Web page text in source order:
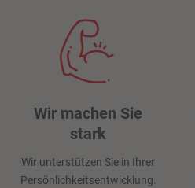
Wir machen Sie
stark
Wir unterstützen Sie in Ihrer
Persönlichkeitsentwicklung.
Flexibilität
Durch unsere
Gleitzeitregelung im